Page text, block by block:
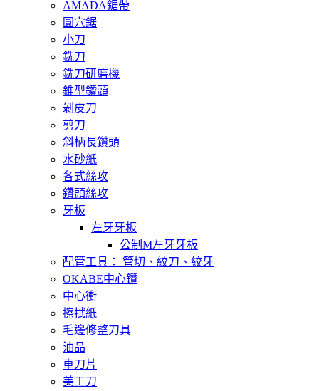
AMADA鋸帶
圓穴鋸
小刀
銑刀
銑刀研磨機
錐型鑽頭
剝皮刀
剪刀
斜柄長鑽頭
水砂紙
各式絲攻
鑽頭絲攻
牙板
左牙牙板
公制M左牙牙板
配管工具： 管切、絞刀、絞牙
OKABE中心鑽
中心衝
擦拭紙
毛邊修整刀具
油品
車刀片
美工刀